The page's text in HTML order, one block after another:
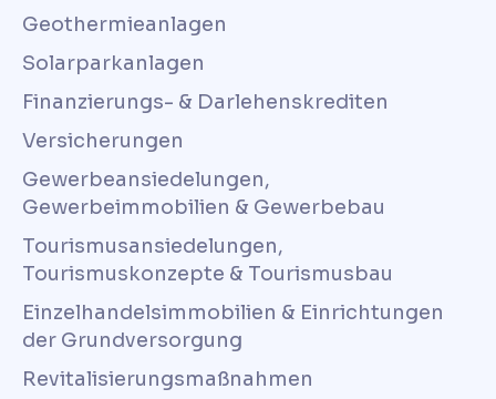
Geothermieanlagen
Solarparkanlagen
Finanzierungs- & Darlehenskrediten
Versicherungen
Gewerbeansiedelungen,
Gewerbeimmobilien & Gewerbebau
Tourismusansiedelungen,
Tourismuskonzepte & Tourismusbau
Einzelhandelsimmobilien & Einrichtungen
der Grundversorgung
Revitalisierungsmaßnahmen